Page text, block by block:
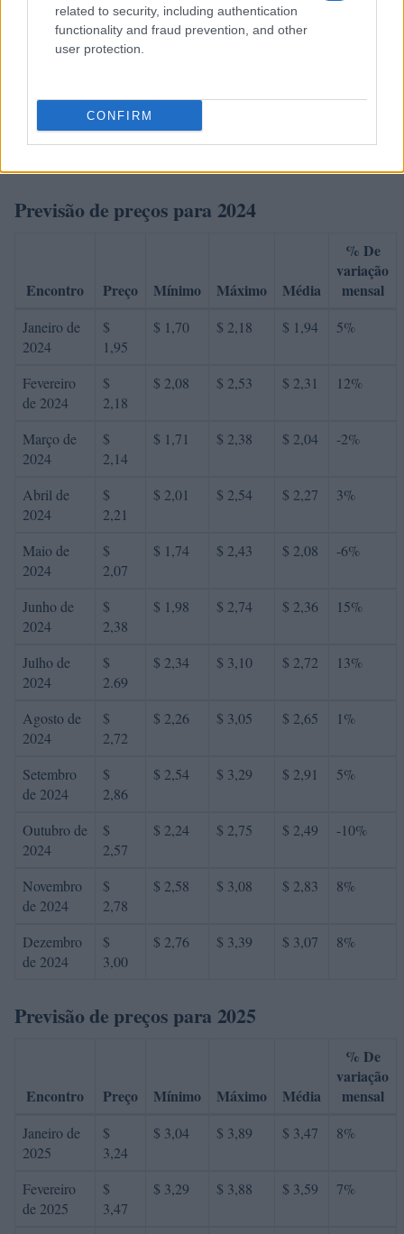
related to security, including authentication
functionality and fraud prevention, and other
user protection.
CONFIRM
Outubro de
$
1,72
$ 1,48 $ 1,99 $ 1,74
de 2023
1,82
Dezembro
$
$ 1,67
Previsão de preços para 2024
Encontro Preço Mínimo Máximo Média
% De
variação
mensal
Janeiro de
2024
$
1,95
$ 1,70 $ 2,18 $ 1,94 5%
Fevereiro
de 2024
$
2,18
$ 2,08 $ 2,53 $ 2,31 12%
Março de
2024
$
2,14
$ 1,71 $ 2,38 $ 2,04 -2%
Abril de
2024
$
2,21
$ 2,01 $ 2,54 $ 2,27 3%
Maio de
2024
$
2,07
$ 1,74 $ 2,43 $ 2,08 -6%
Junho de
2024
$
2,38
$ 1,98 $ 2,74 $ 2,36 15%
Julho de
2024
$
2.69
$ 2,34 $ 3,10 $ 2,72 13%
Agosto de
2024
$
2,72
$ 2,26 $ 3,05 $ 2,65 1%
Setembro
de 2024
$
2,86
$ 2,54 $ 3,29 $ 2,91 5%
Outubro de
2024
$
2,57
$ 2,24 $ 2,75 $ 2,49 -10%
Novembro
de 2024
$
2,78
$ 2,58 $ 3,08 $ 2,83 8%
Dezembro
de 2024
$
3,00
$ 2,76 $ 3,39 $ 3,07 8%
Previsão de preços para 2025
Encontro Preço Mínimo Máximo Média
% De
variação
mensal
Janeiro de
2025
$
3,24
$ 3,04 $ 3,89 $ 3,47 8%
Fevereiro
de 2025
$
3,47
$ 3,29 $ 3,88 $ 3,59 7%